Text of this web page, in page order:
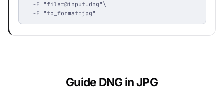
  -F "
file=@input.dng"\
  -F "to_format=jpg"
Guide DNG in JPG